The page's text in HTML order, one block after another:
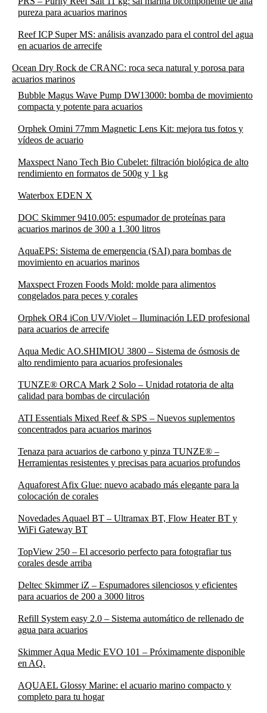
pureza para acuarios marinos
Reef ICP Super MS: análisis avanzado para el control del agua
en acuarios de arrecife
Ocean Dry Rock de CRANC: roca seca natural y porosa para
acuarios marinos
Bubble Magus Wave Pump DW13000: bomba de movimiento
compacta y potente para acuarios
Orphek Omini 77mm Magnetic Lens Kit: mejora tus fotos y
vídeos de acuario
Maxspect Nano Tech Bio Cubelet: filtración biológica de alto
rendimiento en formatos de 500g y 1 kg
Waterbox EDEN X
DOC Skimmer 9410.005: espumador de proteínas para
acuarios marinos de 300 a 1.300 litros
AquaEPS: Sistema de emergencia (SAI) para bombas de
movimiento en acuarios marinos
Maxspect Frozen Foods Mold: molde para alimentos
congelados para peces y corales
Orphek OR4 iCon UV/Violet – Iluminación LED profesional
para acuarios de arrecife
Aqua Medic AO.SHIMIOU 3800 – Sistema de ósmosis de
alto rendimiento para acuarios profesionales
TUNZE® ORCA Mark 2 Solo – Unidad rotatoria de alta
calidad para bombas de circulación
ATI Essentials Mixed Reef & SPS – Nuevos suplementos
concentrados para acuarios marinos
Tenaza para acuarios de carbono y pinza TUNZE® –
Herramientas resistentes y precisas para acuarios profundos
Aquaforest Afix Glue: nuevo acabado más elegante para la
colocación de corales
Novedades Aquael BT – Ultramax BT, Flow Heater BT y
WiFi Gateway BT
TopView 250 – El accesorio perfecto para fotografiar tus
corales desde arriba
Deltec Skimmer iZ – Espumadores silenciosos y eficientes
para acuarios de 200 a 3000 litros
Refill System easy 2.0 – Sistema automático de rellenado de
agua para acuarios
Skimmer Aqua Medic EVO 101 – Próximamente disponible
en AQ.
AQUAEL Glossy Marine: el acuario marino compacto y
completo para tu hogar